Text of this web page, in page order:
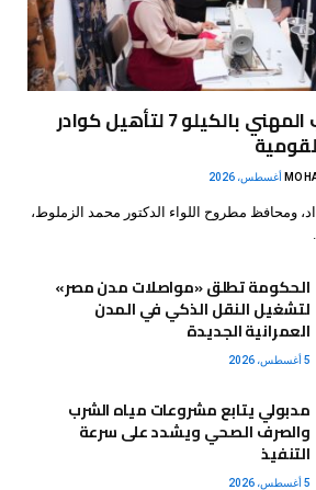
تطوير مركز التدريب المهني بالكيلو 7 لتأهيل كوادر
ومحافظ مطروح اللواء الدكتور محمد الزملوط،
الحكومة تطلق «مواصلات مدن مصر»
لتشغيل النقل الذكي في المدن
العمرانية الجديدة
5 أغسطس، 2026
مدبولي يتابع مشروعات مياه الشرب
والصرف الصحي ويشدد على سرعة
التنفيذ
5 أغسطس، 2026